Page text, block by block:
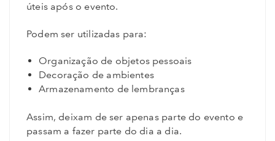
úteis após o evento.
Podem ser utilizadas para:
Organização de objetos pessoais
Decoração de ambientes
Armazenamento de lembranças
Assim, deixam de ser apenas parte do evento e
passam a fazer parte do dia a dia.